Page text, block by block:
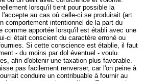
lorsqu'il tient pour possible la
au cas où celle-ci se produirait (art.
comportement intentionnel de la part du
comme apportée lorsqu'il est établi avec une
ci était conscient du caractère erroné ou
Si cette conscience est établie, il faut
- du moins par dol éventuel - voulu
afin d'obtenir une taxation plus favorable.
pas facilement renverser, car l'on peine à
conduire un contribuable à fournir au